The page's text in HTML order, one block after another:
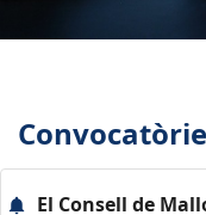
El Consell de